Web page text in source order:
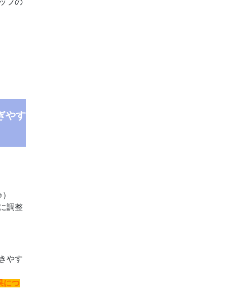
やす
調整
やす
につ